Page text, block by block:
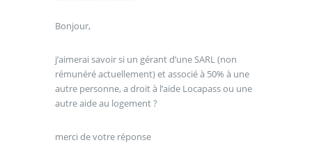
Bonjour,
j’aimerai savoir si un gérant d’une SARL (non
rémunéré actuellement) et associé à 50% à une
autre personne, a droit à l’aide Locapass ou une
autre aide au logement ?
merci de votre réponse